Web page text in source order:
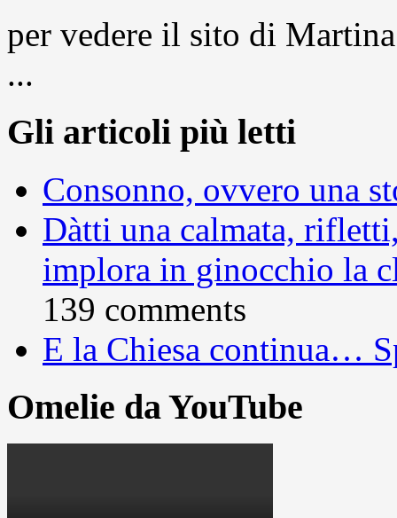
per vedere il sito di
...
Gli articoli più letti
Consonno, ovvero una
Dàtti una calmata,
implora in ginocchio la
139 comments
E la Chiesa continua…
Omelie da YouTube